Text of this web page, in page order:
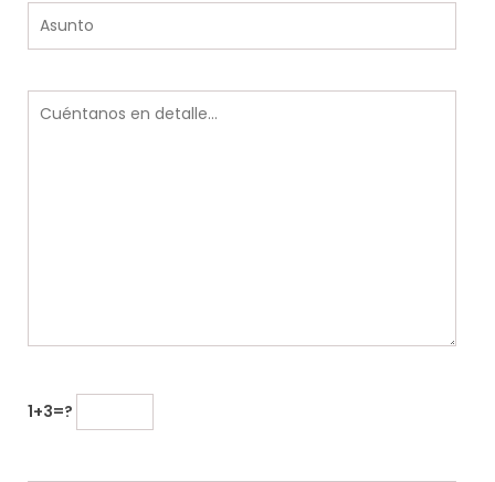
1+3=?